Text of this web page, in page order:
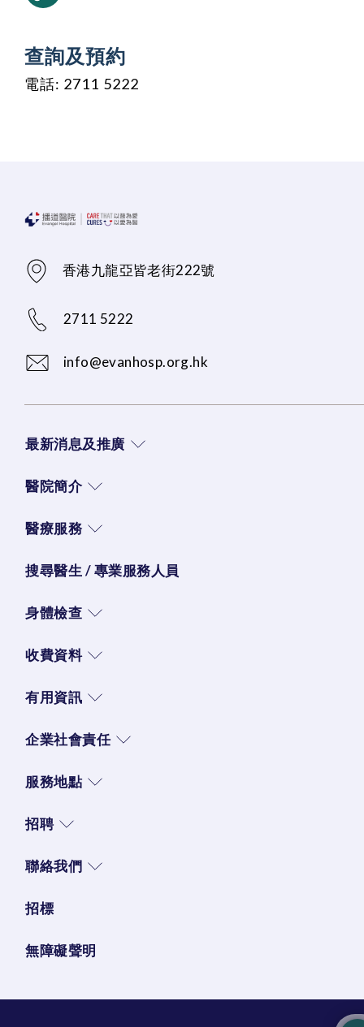
查詢及預約
電話: 2711 5222
香港九龍亞皆老街222號
2711 5222
info@evanhosp.org.hk
最新消息及推廣
醫院簡介
醫療服務
搜尋醫生 / 專業服務人員
身體檢查
收費資料
有用資訊
企業社會責任
服務地點
招聘
聯絡我們
招標
無障礙聲明